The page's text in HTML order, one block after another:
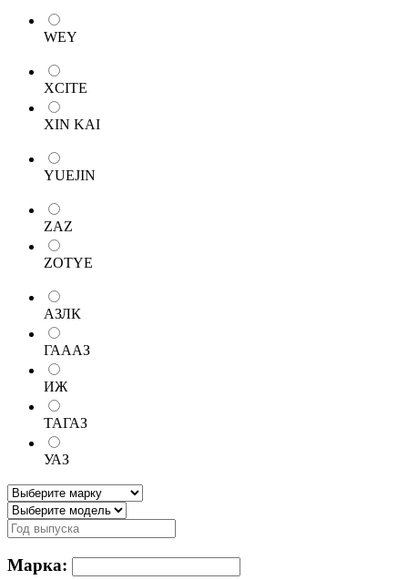
WEY
XCITE
XIN KAI
YUEJIN
ZAZ
ZOTYE
АЗЛК
ГАААЗ
ИЖ
ТАГАЗ
УАЗ
Марка: